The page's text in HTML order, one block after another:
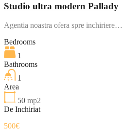
Studio ultra modern Pallady
Agentia noastra ofera spre inchiriere…
Bedrooms
1
Bathrooms
1
Area
50 mp2
De Inchiriat
500€